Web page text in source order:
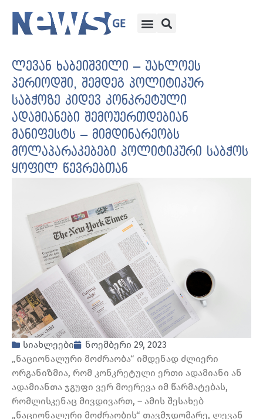
ლევან ხაბეიშვილი – უახლოეს
პერიოდში, შემდეგ პოლიტიკურ
საბჭოზე კიდევ კონკრეტული
ადამიანები შემოუერთდებიან
მანიფესტს – მიმდინარეობს
მოლაპარაკებები პოლიტიკური საბჭოს
ყოფილ წევრებთან
სიახლეები
ნოემბერი 29, 2023
„ნაციონალური მოძრაობა“ იმდენად ძლიერი
ორგანიზმია, რომ კონკრეტული ერთი ადამიანი ან
ადამიანთა ჯგუფი ვერ მოერევა იმ წარმატებას,
რომლისკენაც მივდივართ, – ამის შესახებ
„ნაციონალური მოძრაობის“ თავმჯდომარე, ლევან